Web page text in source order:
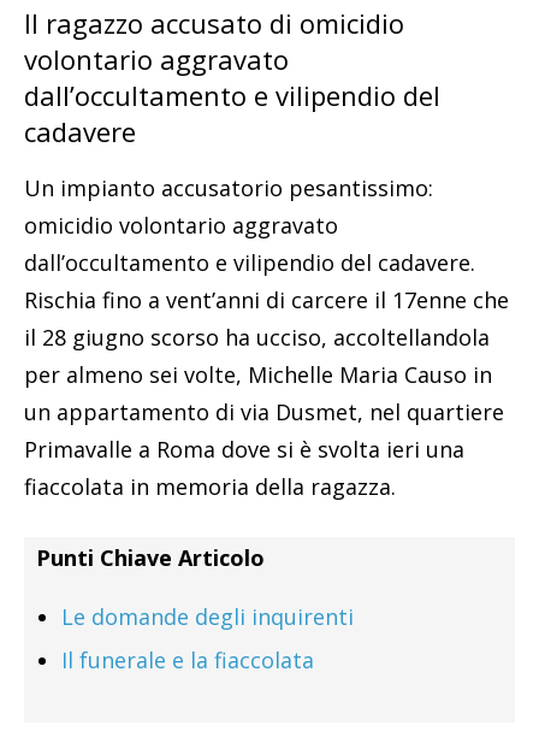
Il ragazzo accusato di omicidio
volontario aggravato
dall’occultamento e vilipendio del
cadavere
Un impianto accusatorio pesantissimo:
omicidio volontario aggravato
dall’occultamento e vilipendio del cadavere.
Rischia fino a vent’anni di carcere il 17enne che
il 28 giugno scorso ha ucciso, accoltellandola
per almeno sei volte, Michelle Maria Causo in
un appartamento di via Dusmet, nel quartiere
Primavalle a Roma dove si è svolta ieri una
fiaccolata in memoria della ragazza.
Punti Chiave Articolo
Le domande degli inquirenti
Il funerale e la fiaccolata